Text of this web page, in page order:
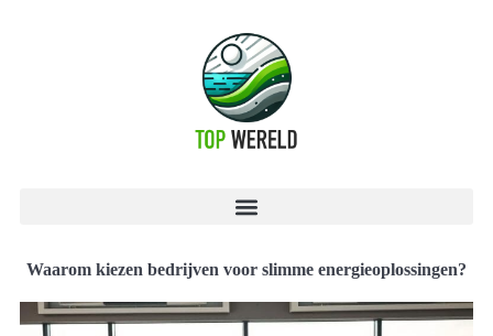
Waarom kiezen bedrijven voor slimme energieoplossingen?